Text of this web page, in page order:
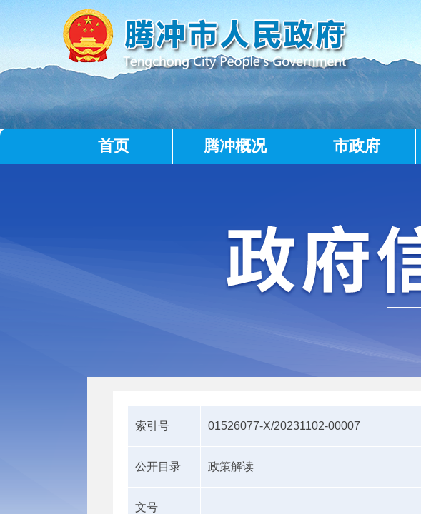
首页 腾冲概况 市政府
索引号 01526077-X/20231102-00007
公开目录 政策解读
文号